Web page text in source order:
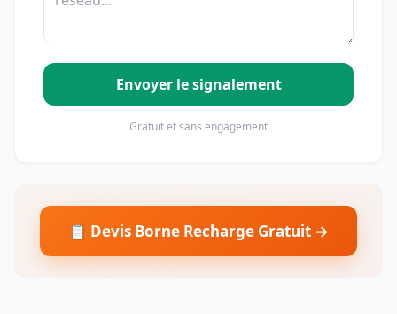
Envoyer le signalement
Gratuit et sans engagement
📋 Devis Borne Recharge Gratuit →